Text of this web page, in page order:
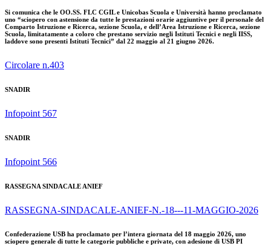
Si comunica che le OO.SS. FLC CGIL e Unicobas Scuola e Università hanno proclamato
uno “sciopero con astensione da tutte le prestazioni orarie aggiuntive per il personale del
Comparto Istruzione e Ricerca, sezione Scuola, e dell’Area Istruzione e Ricerca, sezione
Scuola, limitatamente a coloro che prestano servizio negli Istituti Tecnici e negli IISS,
laddove sono presenti Istituti Tecnici” dal 22 maggio al 21 giugno 2026.
Circolare n.403
SNADIR
Infopoint 567
SNADIR
Infopoint 566
RASSEGNA SINDACALE ANIEF
RASSEGNA-SINDACALE-ANIEF-N.-18---11-MAGGIO-2026
Confederazione USB ha proclamato per l’intera giornata del 18 maggio 2026, uno
sciopero generale di tutte le categorie pubbliche e private, con adesione di USB PI